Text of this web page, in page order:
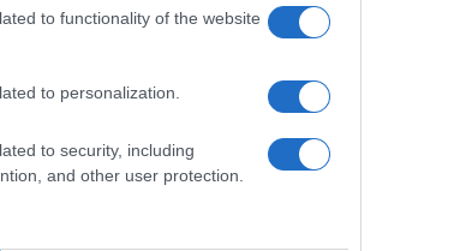
to functionality of the website
to personalization.
to security, including
and other user protection.
per l’estate 2026